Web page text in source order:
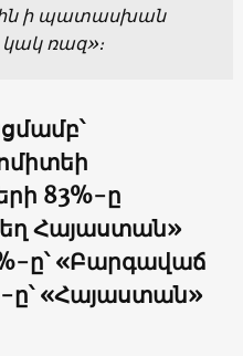
ի պատասխան
կակ ռազ»։
83%-ը
Հայաստան»
ը՝ «Բարգավաճ
«Հայաստան»